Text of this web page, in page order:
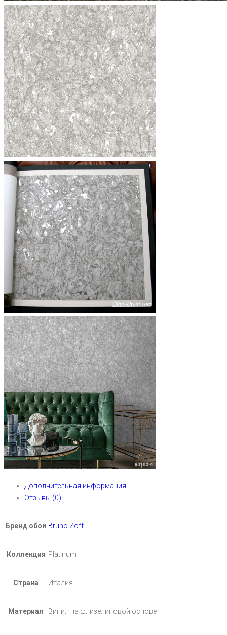
Дополнительная информация
Отзывы (0)
Бренд обои Bruno Zoff
Коллекция Platinum
Страна Италия
Материал Винил на флизелиновой основе